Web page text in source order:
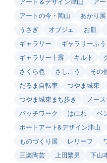
アートの今・岡山
あかり展
うさぎ
オブジェ お皿
ギャラリー
ギャラリーふう
ギャラリー十露
キルト
さくら色
さしこう その
だるま自転車
つやま城東
つやま城東まち歩き
ノー
パッチワーク
はにわ ベ
ポートアート&デザイン津山
ものづくり展
レリーフ
三楽陶芸
上田繁男 下山